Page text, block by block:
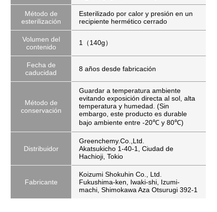
Método de
esterilización
Esterilizado por calor y presión en un
recipiente hermético cerrado
Volumen del
contenido
1（140g）
Fecha de
caducidad
8 años desde fabricación
Método de
conservación
Guardar a temperatura ambiente
evitando exposición directa al sol, alta
temperatura y humedad. (Sin
embargo, este producto es durable
bajo ambiente entre -20℃ y 80℃)
Distribuidor
Greenchemy.Co.,Ltd.
Akatsukicho 1-40-1, Ciudad de
Hachioji, Tokio
Fabricante
Koizumi Shokuhin Co., Ltd.
Fukushima-ken, Iwaki-shi, Izumi-
machi, Shimokawa Aza Otsurugi 392-1